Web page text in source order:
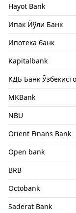
Hayot Bank
Ипак Йўли Банк
Ипотека банк
Kapitalbank
КДБ Банк
MKBank
NBU
Orient Finans Bank
Open bank
BRB
Octobank
Saderat Bank